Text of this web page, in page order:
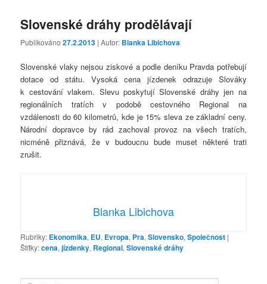
Slovenské dráhy prodělávají
Publikováno27.2.2013 | Autor: Blanka Libichova
Slovenské vlaky nejsou ziskové a podle deníku Pravda potřebují
dotace od státu. Vysoká cena jízdenek odrazuje Slováky
k cestování vlakem. Slevu poskytují Slovenské dráhy jen na
regionálních tratích v podobě cestovného Regional na
vzdálenosti do 60 kilometrů, kde je 15% sleva ze základní ceny.
Národní dopravce by rád zachoval provoz na všech tratích,
nicméně přiznává, že v budoucnu bude muset některé trati
zrušit.
Blanka Libichova
Rubriky: Ekonomika, EU, Evropa, Pra,Slovensko,Společnost |
Štítky:cena,jízdenky, Regional,Slovenské dráhy